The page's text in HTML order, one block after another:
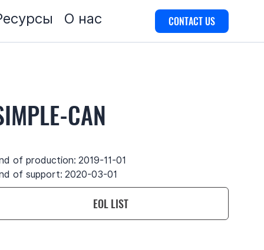
О нас CONTACT US
CAN
of production: 2019-11-01
of support: 2020-03-01
EOL LIST